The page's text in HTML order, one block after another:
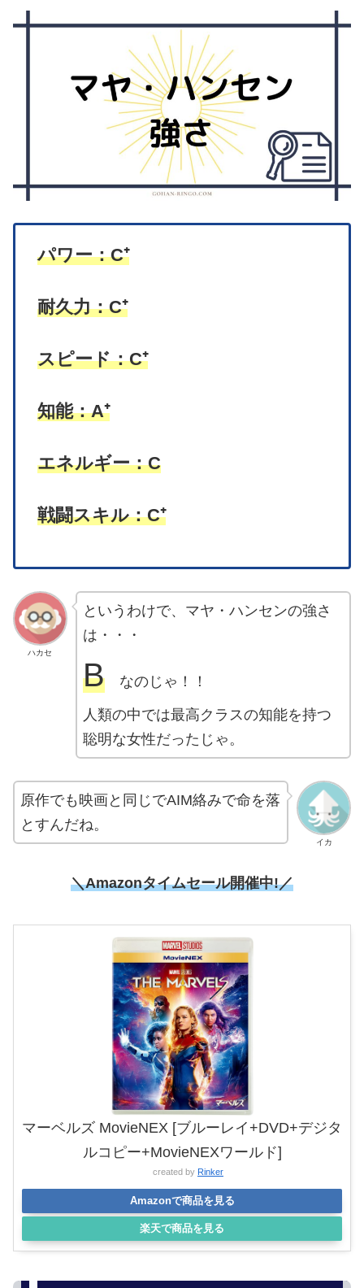
パワー：C⁺
耐久力：C⁺
スピード：C⁺
知能：A⁺
エネルギー：C
戦闘スキル：C⁺
ハカセ
というわけで、マヤ・ハンセンの強さ
は・・・
Bなのじゃ！！
人類の中では最高クラスの知能を持つ
聡明な女性だったじゃ。
イカ
原作でも映画と同じでAIM絡みで命を落
とすんだね。
＼Amazonタイムセール開催中!／
マーベルズ MovieNEX [ブルーレイ+DVD+デジタ
ルコピー+MovieNEXワールド]
created by Rinker
Amazonで商品を見る
楽天で商品を見る